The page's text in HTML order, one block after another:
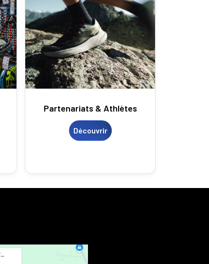
Partenariats & Athlètes
Découvrir